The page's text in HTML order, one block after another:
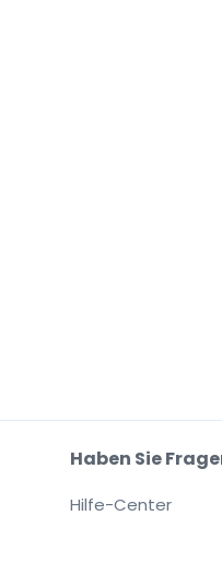
Haben Sie
Hilfe-Center